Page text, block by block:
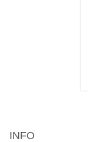
INFO